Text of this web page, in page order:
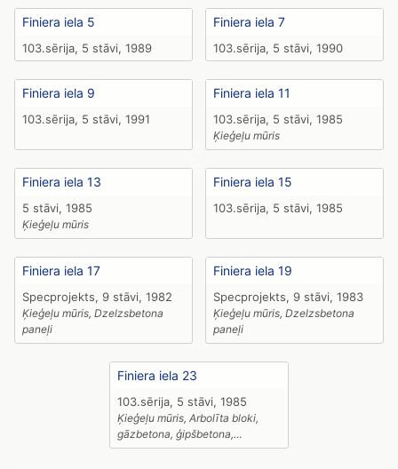
Finiera iela 5
103.sērija, 5 stāvi, 1989
Finiera iela 7
103.sērija, 5 stāvi, 1990
Finiera iela 9
103.sērija, 5 stāvi, 1991
Finiera iela 11
103.sērija, 5 stāvi, 1985
Ķieģeļu mūris
Finiera iela 13
5 stāvi, 1985
Ķieģeļu mūris
Finiera iela 15
103.sērija, 5 stāvi, 1985
Finiera iela 17
Specprojekts, 9 stāvi, 1982
Ķieģeļu mūris, Dzelzsbetona
paneļi
Finiera iela 19
Specprojekts, 9 stāvi, 1983
Ķieģeļu mūris, Dzelzsbetona
paneļi
Finiera iela 23
103.sērija, 5 stāvi, 1985
Ķieģeļu mūris, Arbolīta bloki,
gāzbetona, ģipšbetona,
keramzītbetona paneļi